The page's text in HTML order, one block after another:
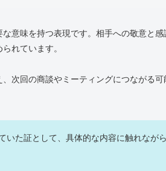
意味を持つ表現です。相手への敬意と感
れています。
次回の商談やミーティングにつながる可
いた証として、具体的な内容に触れなが